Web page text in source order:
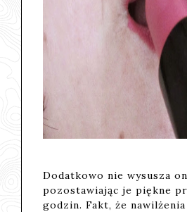
Dodatkowo nie wysusza
pozostawiając je piękne
godzin. Fakt, że